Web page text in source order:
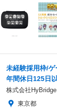
未経験採用枠/
年間休日125日
株式会社HyBridge
東京都